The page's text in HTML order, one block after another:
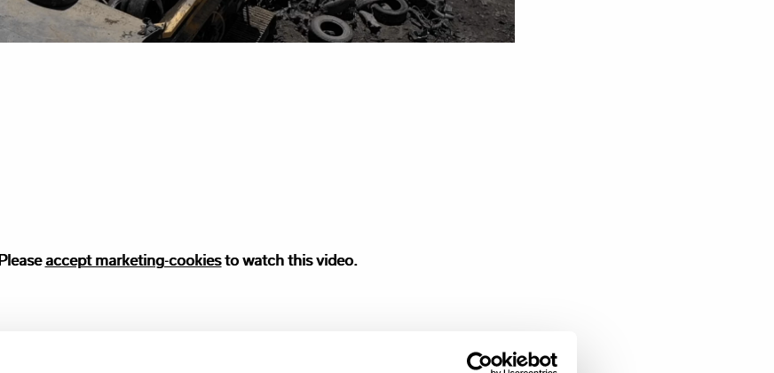
Please accept marketingcookies to watch this video.
Pleaseaccept marketing-cookiesto watch this video.